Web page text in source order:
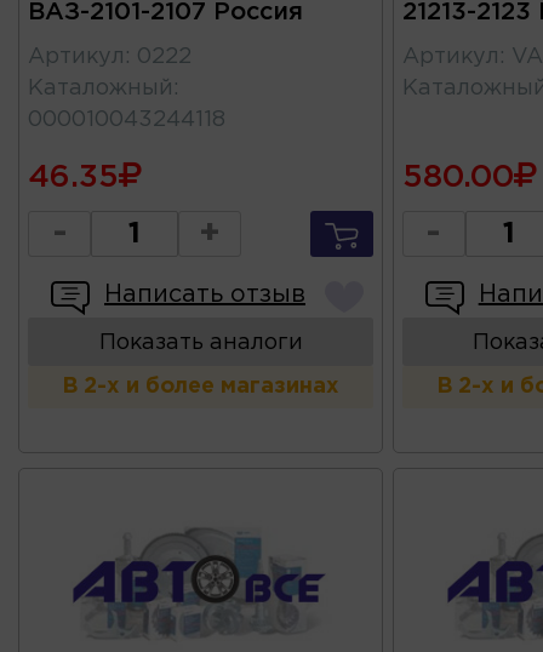
ВАЗ-2101-2107 Россия
Артикул : 0222
Каталожный :
000010043244118
46.35
- +
Написать отзыв
Показать аналоги
В 2-х и более магазинах
21213-
Артикул :
580.00
-
В 2-х и